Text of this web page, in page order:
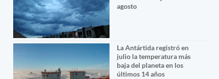
agosto
La Antártida registró en
julio la temperatura más
baja del planeta en los
últimos 14 años